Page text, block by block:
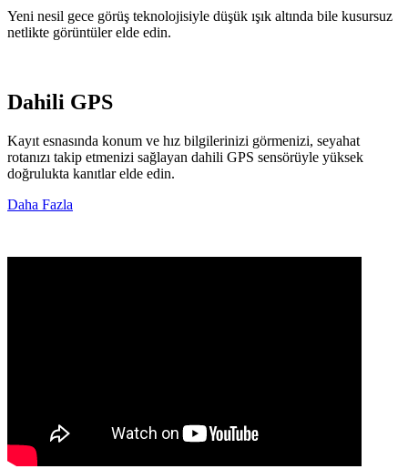
Yeni nesil gece görüş teknolojisiyle düşük ışık altında bile kusursuz
netlikte görüntüler elde edin.
Dahili GPS
Kayıt esnasında konum ve hız bilgilerinizi görmenizi, seyahat
rotanızı takip etmenizi sağlayan dahili GPS sensörüyle yüksek
doğrulukta kanıtlar elde edin.
Daha Fazla